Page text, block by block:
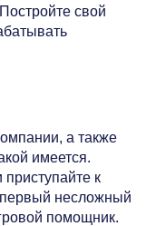
свой
а также
имеется.
к
несложный
помощник.